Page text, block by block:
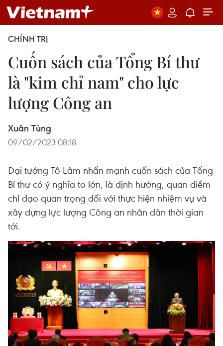
CHÍNH TRỊ
Cuốn sách của Tổng Bí thư
là "kim chỉ nam" cho lực
lượng Công an
Xuân Tùng
09/02/2023 08:18
Đại tướng Tô Lâm nhấn mạnh cuốn sách của Tổng
Bí thư có ý nghĩa to lớn, là định hướng, quan điểm
chỉ đạo quan trọng đối với thực hiện nhiệm vụ và
xây dựng lực lượng Công an nhân dân thời gian
tới.